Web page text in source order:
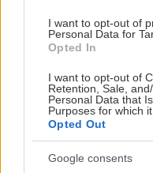
I want to opt-out of
Personal Data for
Opted In
I want to opt-out of
Retention, Sale,
Personal Data that
Purposes for which
Opted Out
Google consents
Party
**4 Αυγούστου
Αποκορώνου) -
Σχολείου
5 Αυγούστου
18 Αυγούστου
20 Αυγούστου